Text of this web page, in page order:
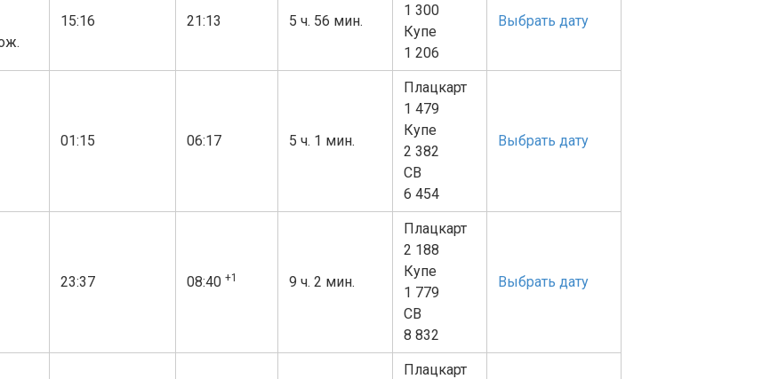
15:16 21:13 5 ч. 56 мин.
1 300
Купе
1 206
Выбрать дату
01:15 06:17 5 ч. 1 мин.
Плацкарт
1 479
Купе
2 382
СВ
6 454
Выбрать дату
23:37 08:40 +1 9 ч. 2 мин.
Плацкарт
2 188
Купе
1 779
СВ
8 832
Выбрать дату
Плацкарт